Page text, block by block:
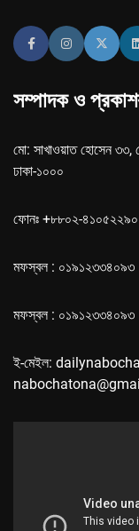
সম্পাদক ও
মো: সাখাওয়াত হোসেন ৩৩,
ঢাকা-১০০০
ফোনঃ +৮৮০২-৪১০৫২২৯০
মফস্বল : ০১৯১২৩৩৪০৯৩
মফস্বল : ০১৯১২৩৩৪০৯৩
ই-মেইল: